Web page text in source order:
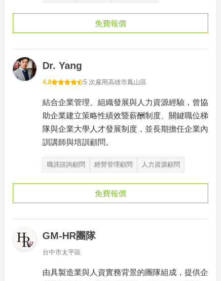
免費報價
Dr. Yang
4.8 5 次雇用高雄市鳳山區
結合企業管理、組織發展與人力資源經驗，曾協
助企業建立策略性績效暨薪酬制度、關鍵職位梯
隊與企業大學人才發展制度，並長期擔任企業內
訓講師與培訓顧問。
職涯諮詢顧問 經營管理顧問 人力資源顧問
免費報價
GM-HR團隊
台中市太平區
由具製造業與人資實務背景的團隊組成，提供企